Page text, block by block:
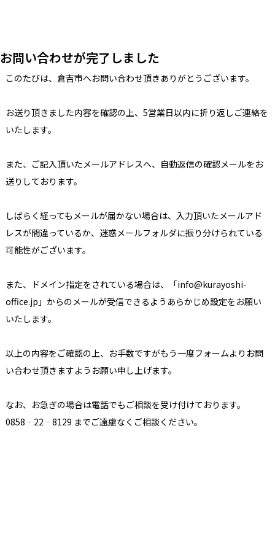
お問い合わせが完了しました
このたびは、倉吉市へお問い合わせ頂きありがとうございます。
お送り頂きました内容を確認の上、5営業日以内に折り返しご連絡を
いたします。
また、ご記入頂いたメールアドレスへ、自動返信の確認メールをお
送りしております。
しばらく経ってもメールが届かない場合は、入力頂いたメールアド
レスが間違っているか、迷惑メールフォルダに振り分けられている
可能性がございます。
また、ドメイン指定をされている場合は、「info@kurayoshi-
office.jp」からのメールが受信できるようあらかじめ設定をお願い
いたします。
以上の内容をご確認の上、お手数ですがもう一度フォームよりお問
い合わせ頂きますようお願い申し上げます。
なお、お急ぎの場合は電話でもご相談を受け付けております。
0858‐22‐8129 までご遠慮なくご相談ください。